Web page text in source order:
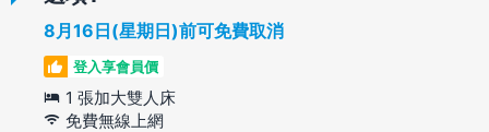
8月16日(星期日)前可免費取消
登入享會員價
1 張加大雙人床
免費無線上網